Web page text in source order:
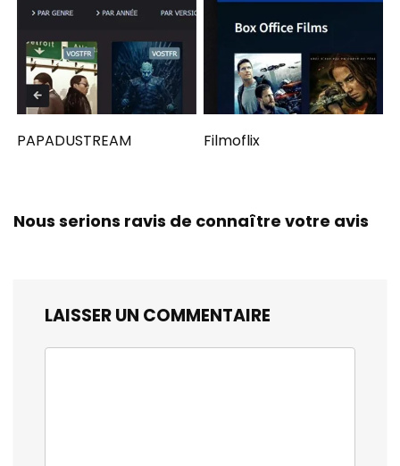
PAPADUSTREAM Filmoflix
Nous serions ravis de connaître votre avis
LAISSER UN COMMENTAIRE